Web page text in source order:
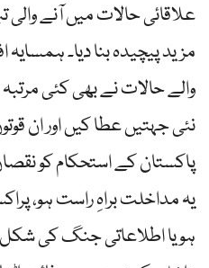
علاقائی حالات میں آنے والی
مزید پیچیدہ بنا دیا۔ ہمسایہ
والے حالات نے بھی کئی
نئی جہتیں عطا کیں اور ان
پاکستان کے استحکام کو
یہ مداخلت براہِ راست ہو،
ہو یا اطلاعاتی جنگ کی